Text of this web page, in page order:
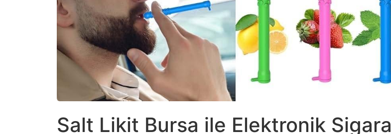
Salt Likit Bursa ile Elektronik Sigara